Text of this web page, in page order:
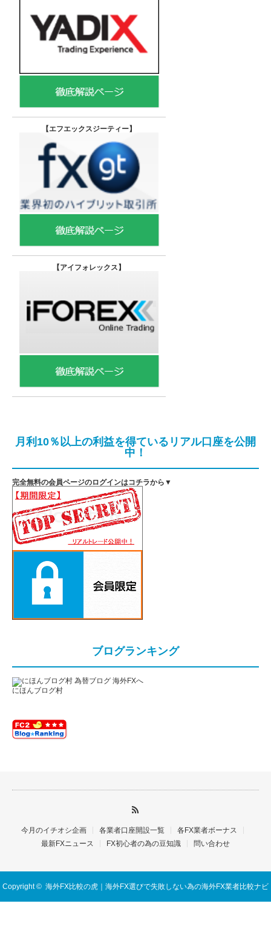
【エフエックスジーティー】
【アイフォレックス】
月利10％以上の利益を得ているリアル口座を公開
中！
完全無料の会員ページのログインはコチラから▼
ブログランキング
にほんブログ村
今月のイチオシ企画 各業者口座開設一覧
各FX業者ボーナス
最新FXニュース
FX初心者の為の豆知識 問い合わせ
Copyright © 海外FX比較の虎｜海外FX選びで失敗しない為の海外FX業者比較ナビ